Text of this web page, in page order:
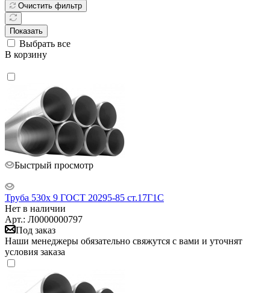
Очистить фильтр
Показать
Выбрать все
В корзину
Быстрый просмотр
Труба 530х 9 ГОСТ 20295-85 ст.17Г1С
Нет в наличии
Арт.: Л0000000797
Под заказ
Наши менеджеры обязательно свяжутся с вами и уточнят
условия заказа